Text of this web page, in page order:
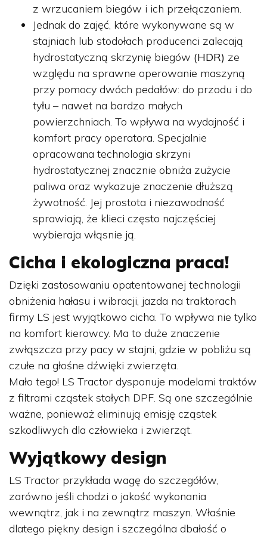
z wrzucaniem biegów i ich przełączaniem.
Jednak do zajęć, które wykonywane są w
stajniach lub stodołach producenci zalecają
hydrostatyczną skrzynię biegów (HDR) ze
względu na sprawne operowanie maszyną
przy pomocy dwóch pedałów: do przodu i do
tyłu – nawet na bardzo małych
powierzchniach. To wpływa na wydajność i
komfort pracy operatora. Specjalnie
opracowana technologia skrzyni
hydrostatycznej znacznie obniża zużycie
paliwa oraz wykazuje znaczenie dłuższą
żywotność. Jej prostota i niezawodność
sprawiają, że klieci często najczęściej
wybieraja włąsnie ją.
Cicha i ekologiczna praca!
Dzięki zastosowaniu opatentowanej technologii
obniżenia hałasu i wibracji, jazda na traktorach
firmy LS jest wyjątkowo cicha. To wpływa nie tylko
na komfort kierowcy. Ma to duże znaczenie
zwłąszcza przy pacy w stajni, gdzie w pobliżu są
czułe na głośne dźwięki zwierzęta.
Mało tego! LS Tractor dysponuje modelami traktów
z filtrami cząstek stałych DPF. Są one szczególnie
ważne, ponieważ eliminują emisję cząstek
szkodliwych dla człowieka i zwierząt.
Wyjątkowy design
LS Tractor przykłada wagę do szczegółów,
zarówno jeśli chodzi o jakość wykonania
wewnątrz, jak i na zewnątrz maszyn. Właśnie
dlatego piękny design i szczególna dbałość o